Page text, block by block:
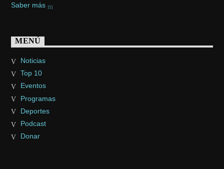
Saber más
MENÚ
Noticias
Top 10
Eventos
Programas
Deportes
Podcast
Donar